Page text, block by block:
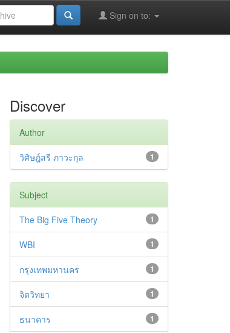
Sign on to:
Discover
Author
1
วิศิษฎ์สรี ภาวะกุล
Subject
1
The Big Five Theory
1
WBI
1
กรุงเทพมหานคร
1
จิตวิทยา
1
ธนาคาร